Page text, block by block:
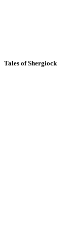
Tales of Shergiock